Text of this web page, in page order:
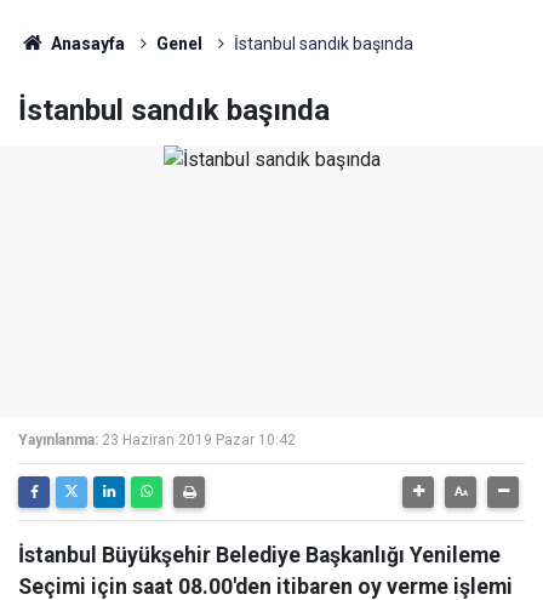
Anasayfa Genel İstanbul sandık başında
İstanbul sandık başında
Yayınlanma: 23 Haziran 2019 Pazar 10:42
İstanbul Büyükşehir Belediye Başkanlığı Yenileme
Seçimi için saat 08.00'den itibaren oy verme işlemi